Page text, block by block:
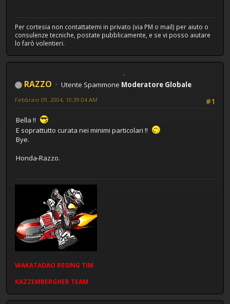
Per cortesia non contattatemi in privato (via PM o mail) per aiuto o
consulenze tecniche, postate pubblicamente, e se vi posso aiutare
lo farò volentieri.
RAZZO Utente Spammone Moderatore Globale
#1
Febbraio 09, 2004, 10:39:04 AM
Bella !!
E soprattutto curata nei minimi particolari !!
Bye.
Honda-Razzo.
WAKATADAO RESING TIM
KAZZEMBERGHER TEAM